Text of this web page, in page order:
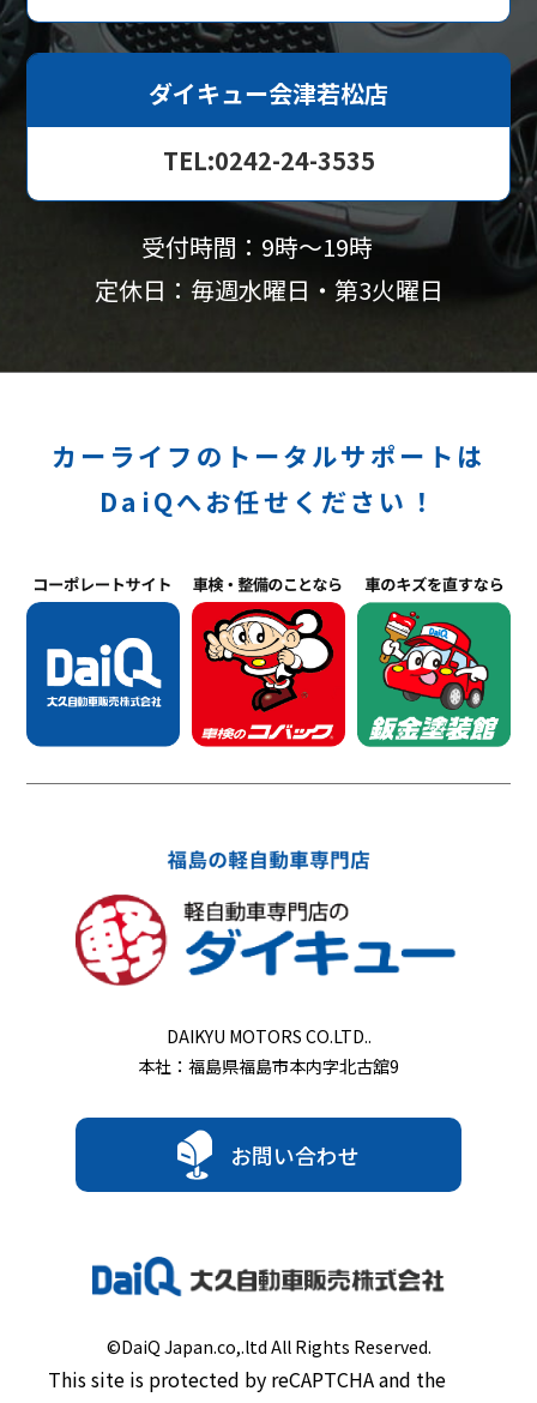
ダイキュー会津若松店
TEL:0242-24-3535
受付時間：9時〜19時
定休日：毎週水曜日・第3火曜日
カーライフのトータルサポートは
DaiQへお任せください！
DAIKYU MOTORS CO.LTD..
本社：福島県福島市本内字北古舘9
お問い合わせ
©DaiQ Japan.co,.ltd All Rights Reserved.
This site is protected by reCAPTCHA and the